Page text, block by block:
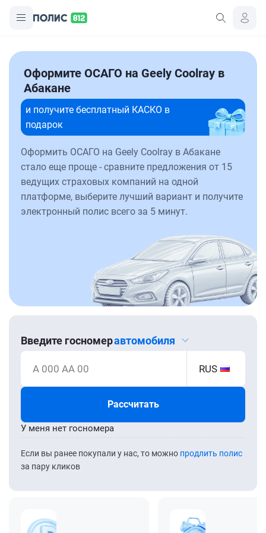
Оформите ОСАГО на Geely Coolray в
Абакане
и получите бесплатный КАСКО в
подарок
Оформить ОСАГО на Geely Coolray в Абакане
стало еще проще - сравните предложения от 15
ведущих страховых компаний на одной
платформе, выберите лучший вариант и получите
электронный полис всего за 5 минут.
Введите госномеравтомобиля
А 000 АА 00 RUS
Рассчитать
Если вы ранее покупали у нас, то можно продлить полис
за пару кликов
У меня нет госномера